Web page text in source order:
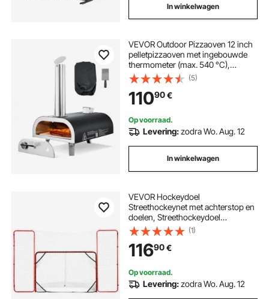
In winkelwagen
VEVOR Outdoor Pizzaoven 12 inch
pelletpizzaoven met ingebouwde
thermometer (max. 540 °C),
pizzaschep en draagtas, draagbare
pizzamaker voor tuin en camping,
zilverkleurig
(5)
11090€
Op voorraad.
Levering:zodra Wo. Aug. 12
In winkelwagen
VEVOR Hockeydoel
Streethockeynet met achterstop en
doelen, Streethockeydoel
Hockeynet, 310 x 183 cm Pro
Hockey Trainingsdoelenset,
Draagbaar Indoor Outdoor
Hockeydoel met net, Wit/Rood,
Training
(1)
11690€
Op voorraad.
Levering:zodra Wo. Aug. 12